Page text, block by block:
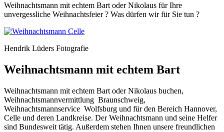
Weihnachtsmann mit echtem Bart oder Nikolaus für Ihre
unvergessliche Weihnachtsfeier ? Was dürfen wir für Sie tun ?
Hendrik Lüders Fotografie
Weihnachtsmann mit echtem Bart
Weihnachtsmann mit echtem Bart oder Nikolaus buchen,
Weihnachtsmannvermittlung Braunschweig,
Weihnachtsmannservice Wolfsburg und für den Bereich Hannover,
Celle und deren Landkreise. Der Weihnachtsmann und seine Helfer
sind Bundesweit tätig. Außerdem stehen Ihnen unsere freundlichen